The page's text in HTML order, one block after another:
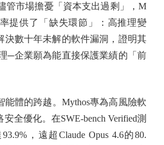
管市場擔憂「資本支出過剩」，M
提供了「缺失環節」：高推理變
決數十年未解的軟件漏洞，證明其
─企業願為能直接保護業績的「前
體的跨越。Mythos專為高風險軟
全優化。在SWE-bench Verified測
，遠超Claude Opus 4.6的80.